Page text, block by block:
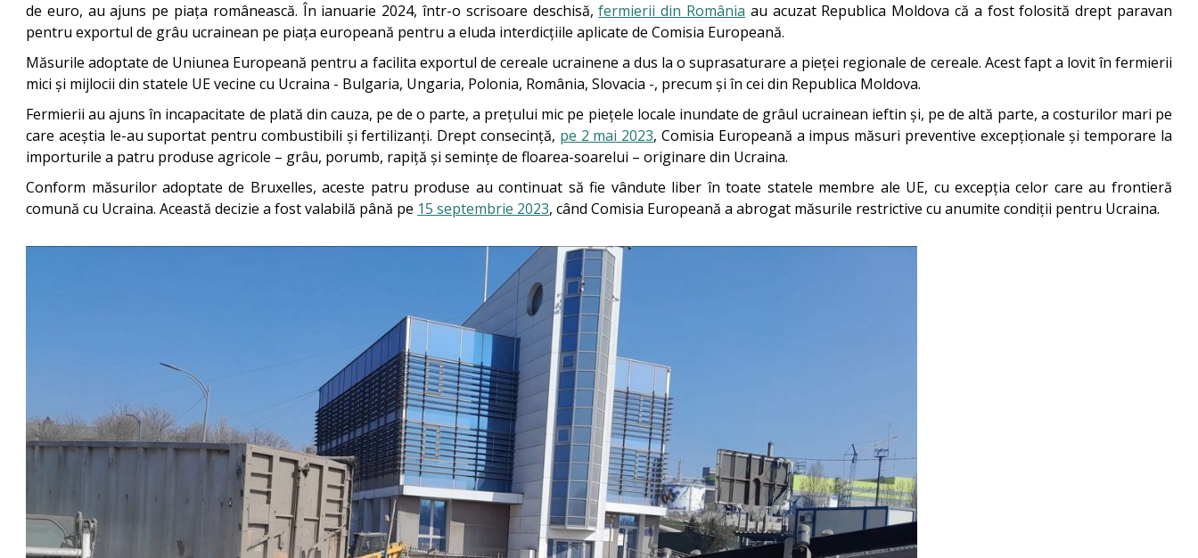
de euro, au ajuns pe piața românească. În ianuarie 2024, într-o scrisoare deschisă,fermierii din România au acuzat Republica Moldova că a fost folosită drept paravan
pentru exportul de grâu ucrainean pe piața europeană pentru a eluda interdicțiile aplicate de Comisia Europeană.
Măsurile adoptate de Uniunea Europeană pentru a facilita exportul de cereale ucrainene a dus la o suprasaturare a pieței regionale de cereale. Acest fapt a lovit în fermierii
mici și mijlocii din statele UE vecine cu Ucraina - Bulgaria, Ungaria, Polonia, România, Slovacia -, precum și în cei din Republica Moldova.
Fermierii au ajuns în incapacitate de plată din cauza, pe de o parte, a prețului mic pe piețele locale inundate de grâul ucrainean ieftin și, pe de altă parte, a costurilor mari pe
care aceștia le-au suportat pentru combustibili și fertilizanți. Drept consecință, pe 2 mai 2023, Comisia Europeană a impus măsuri preventive excepționale și temporare la
importurile a patru produse agricole – grâu, porumb, rapiță și semințe de floarea-soarelui – originare din Ucraina.
Conform măsurilor adoptate de Bruxelles, aceste patru produse au continuat să fie vândute liber în toate statele membre ale UE, cu excepția celor care au frontieră
comună cu Ucraina. Această decizie a fost valabilă până pe 15 septembrie 2023, când Comisia Europeană a abrogat măsurile restrictive cu anumite condiții pentru Ucraina.